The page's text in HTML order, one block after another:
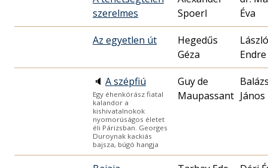
szerelmes
Spoerl
Éva
Az egyetlen út
Hegedűs
Géza
László
Endre
🔈 A szépfiú
Egy éhenkórász fiatal
kalandor a
kishivatalnokok
nyomorúságos életet
éli Párizsban. Georges
Duroynak kackiás
bajsza, búgó hangja
Guy de
Maupassant János